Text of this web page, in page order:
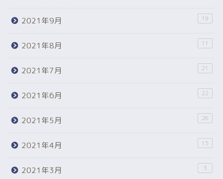
2021年9月 19
2021年8月 11
2021年7月 21
2021年6月 22
2021年5月 26
2021年4月 15
2021年3月 3